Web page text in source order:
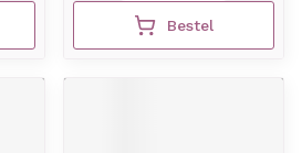
Bestel